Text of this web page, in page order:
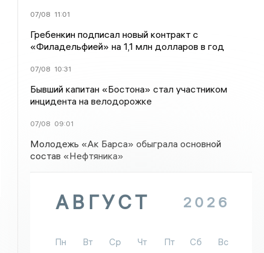
07/08 11:01
Гребенкин подписал новый контракт с
«Филадельфией» на 1,1 млн долларов в год
07/08 10:31
Бывший капитан «Бостона» стал участником
инцидента на велодорожке
07/08 09:01
Молодежь «Ак Барса» обыграла основной
состав «Нефтяника»
АВГУСТ 2026
Пн Вт Ср Чт Пт Сб
Вс